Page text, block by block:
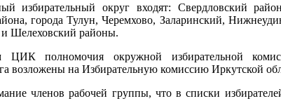
округ входят: Свердловский район
города Тулун, Черемхово, Заларинский,
и Шелеховский районы.
ЦИК полномочия окружной избирательной
возложены на Избирательную комиссию Иркутской
членов рабочей группы, что в списки